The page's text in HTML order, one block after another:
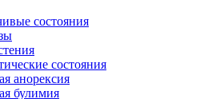
состояния
состояния
анорексия
булимия